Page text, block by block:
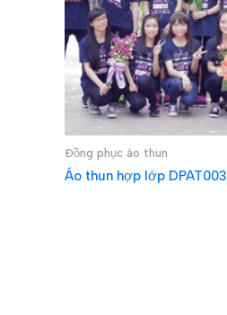
Đồng phục áo thun
Áo thun hợp lớp DPAT003